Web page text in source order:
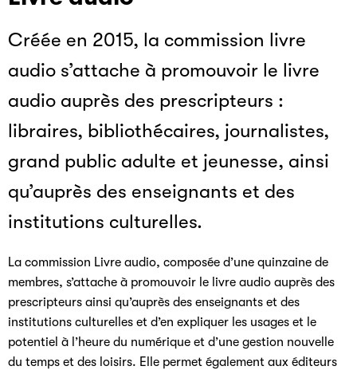
Créée en 2015, la commission livre
audio s’attache à promouvoir le livre
audio auprès des prescripteurs :
libraires, bibliothécaires, journalistes,
grand public adulte et jeunesse, ainsi
qu’auprès des enseignants et des
institutions culturelles.
La commission Livre audio, composée d’une quinzaine de
membres, s’attache à promouvoir le livre audio auprès des
prescripteurs ainsi qu’auprès des enseignants et des
institutions culturelles et d’en expliquer les usages et le
potentiel à l’heure du numérique et d’une gestion nouvelle
du temps et des loisirs. Elle permet également aux éditeurs